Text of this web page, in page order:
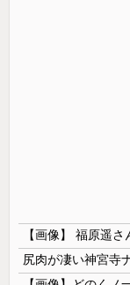
【画像】 福原遥
尻肉が凄い神宮寺